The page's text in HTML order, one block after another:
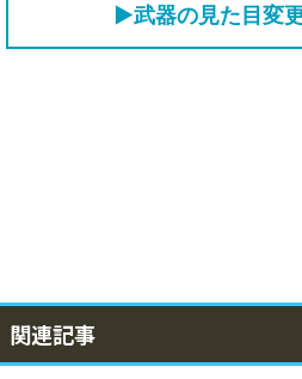
▶武器の見た目変
関連記事